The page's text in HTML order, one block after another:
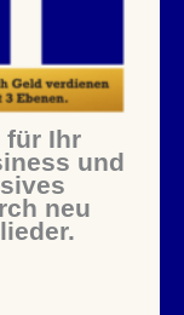
für Ihr
und
neu